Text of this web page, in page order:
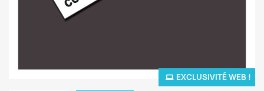
EXCLUSIVITÉ WEB !